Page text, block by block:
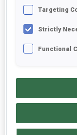
DERNIERS
FÉVR.
2026
Targeting
Strictly
Functional